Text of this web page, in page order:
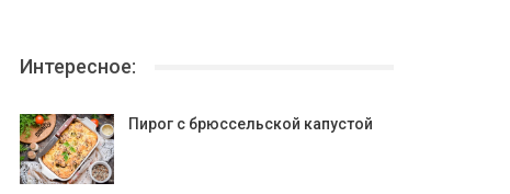
Интересное:
Пирог с брюссельской капустой